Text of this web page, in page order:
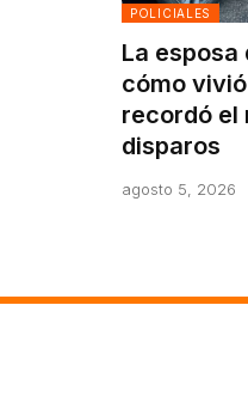
POLICIALES
La
cómo
recordó el
disparos
agosto 5, 2026